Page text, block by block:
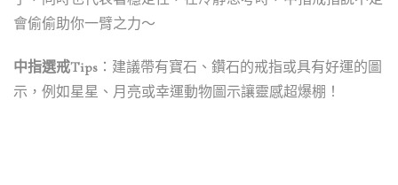
會偷偷助你一臂之力～
中指選戒Tips ：建議帶有寶石、鑽石的戒指或具有好運的圖
示，例如星星、月亮或幸運動物圖示讓靈感超爆棚！